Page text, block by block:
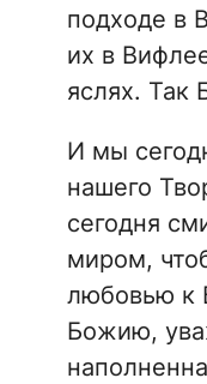
подходе в
их в
яслях. Так
И мы
нашего
сегодня
миром,
любовью к
Божию,